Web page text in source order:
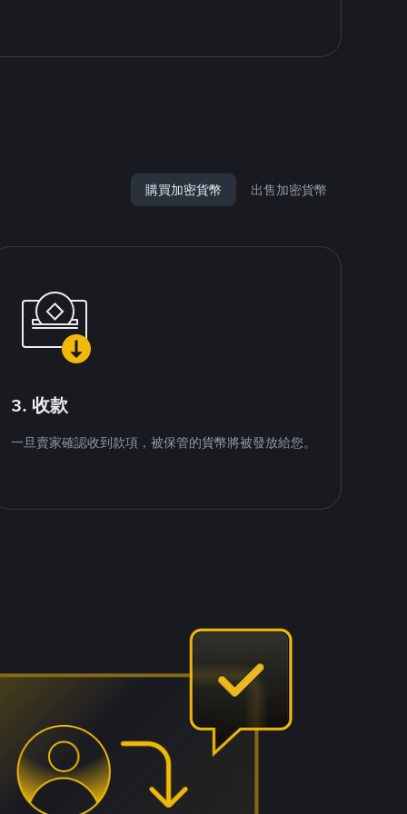
購買加密貨幣 出售加密貨幣
3. 收款
一旦賣家確認收到款項，被保管的貨幣將被發放給您。